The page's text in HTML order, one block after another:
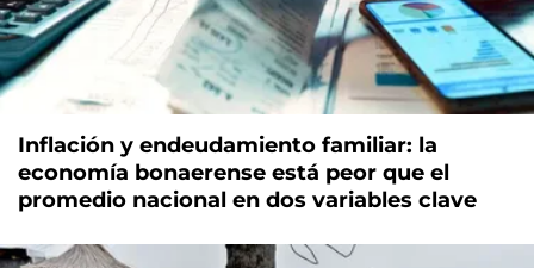
Inflación y endeudamiento familiar: la
economía bonaerense está peor que el
promedio nacional en dos variables clave